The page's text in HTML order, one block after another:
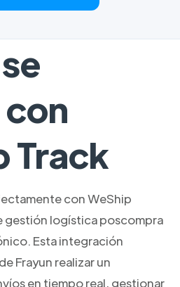
Track
con WeShip
gestión logística poscompra
Esta integración
Frayun realizar un
en tiempo real, gestionar